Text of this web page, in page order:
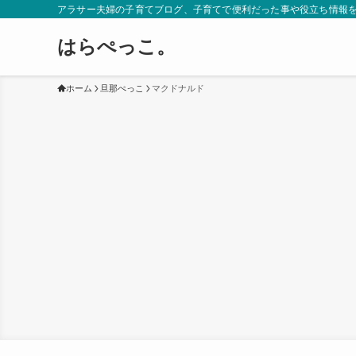
アラサー夫婦の子育てブログ、子育てで便利だった事や役立ち情報
はらぺっこ。
ホーム 旦那ぺっこ マクドナルド